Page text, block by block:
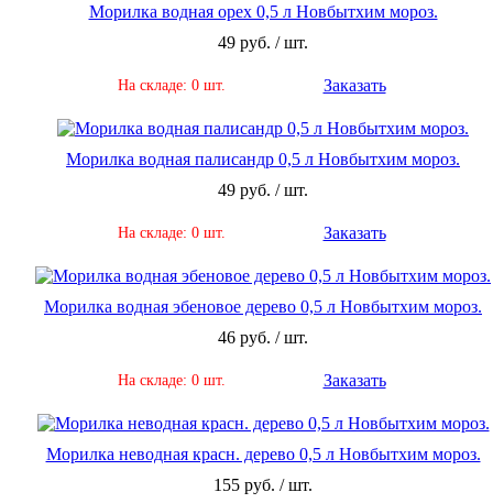
Морилка водная орех 0,5 л Новбытхим мороз.
49 руб. / шт.
На складе: 0 шт. Заказать
Морилка водная палисандр 0,5 л Новбытхим мороз.
49 руб. / шт.
На складе: 0 шт. Заказать
Морилка водная эбеновое дерево 0,5 л Новбытхим мороз.
46 руб. / шт.
На складе: 0 шт. Заказать
Морилка неводная красн. дерево 0,5 л Новбытхим мороз.
155 руб. / шт.